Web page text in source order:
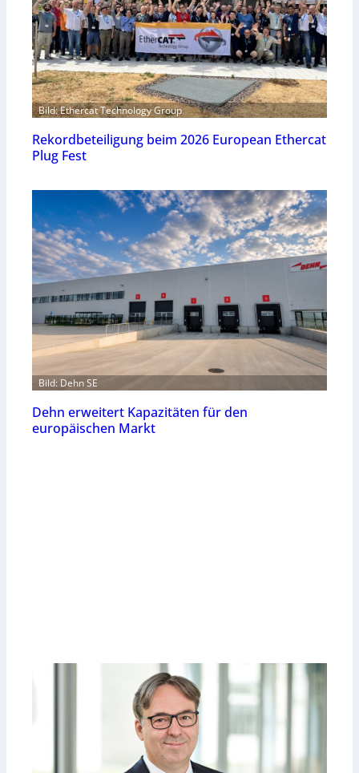
Bild: Ethercat Technology Group
Rekordbeteiligung beim 2026 European Ethercat
Plug Fest
Bild: Dehn SE
Dehn erweitert Kapazitäten für den
europäischen Markt